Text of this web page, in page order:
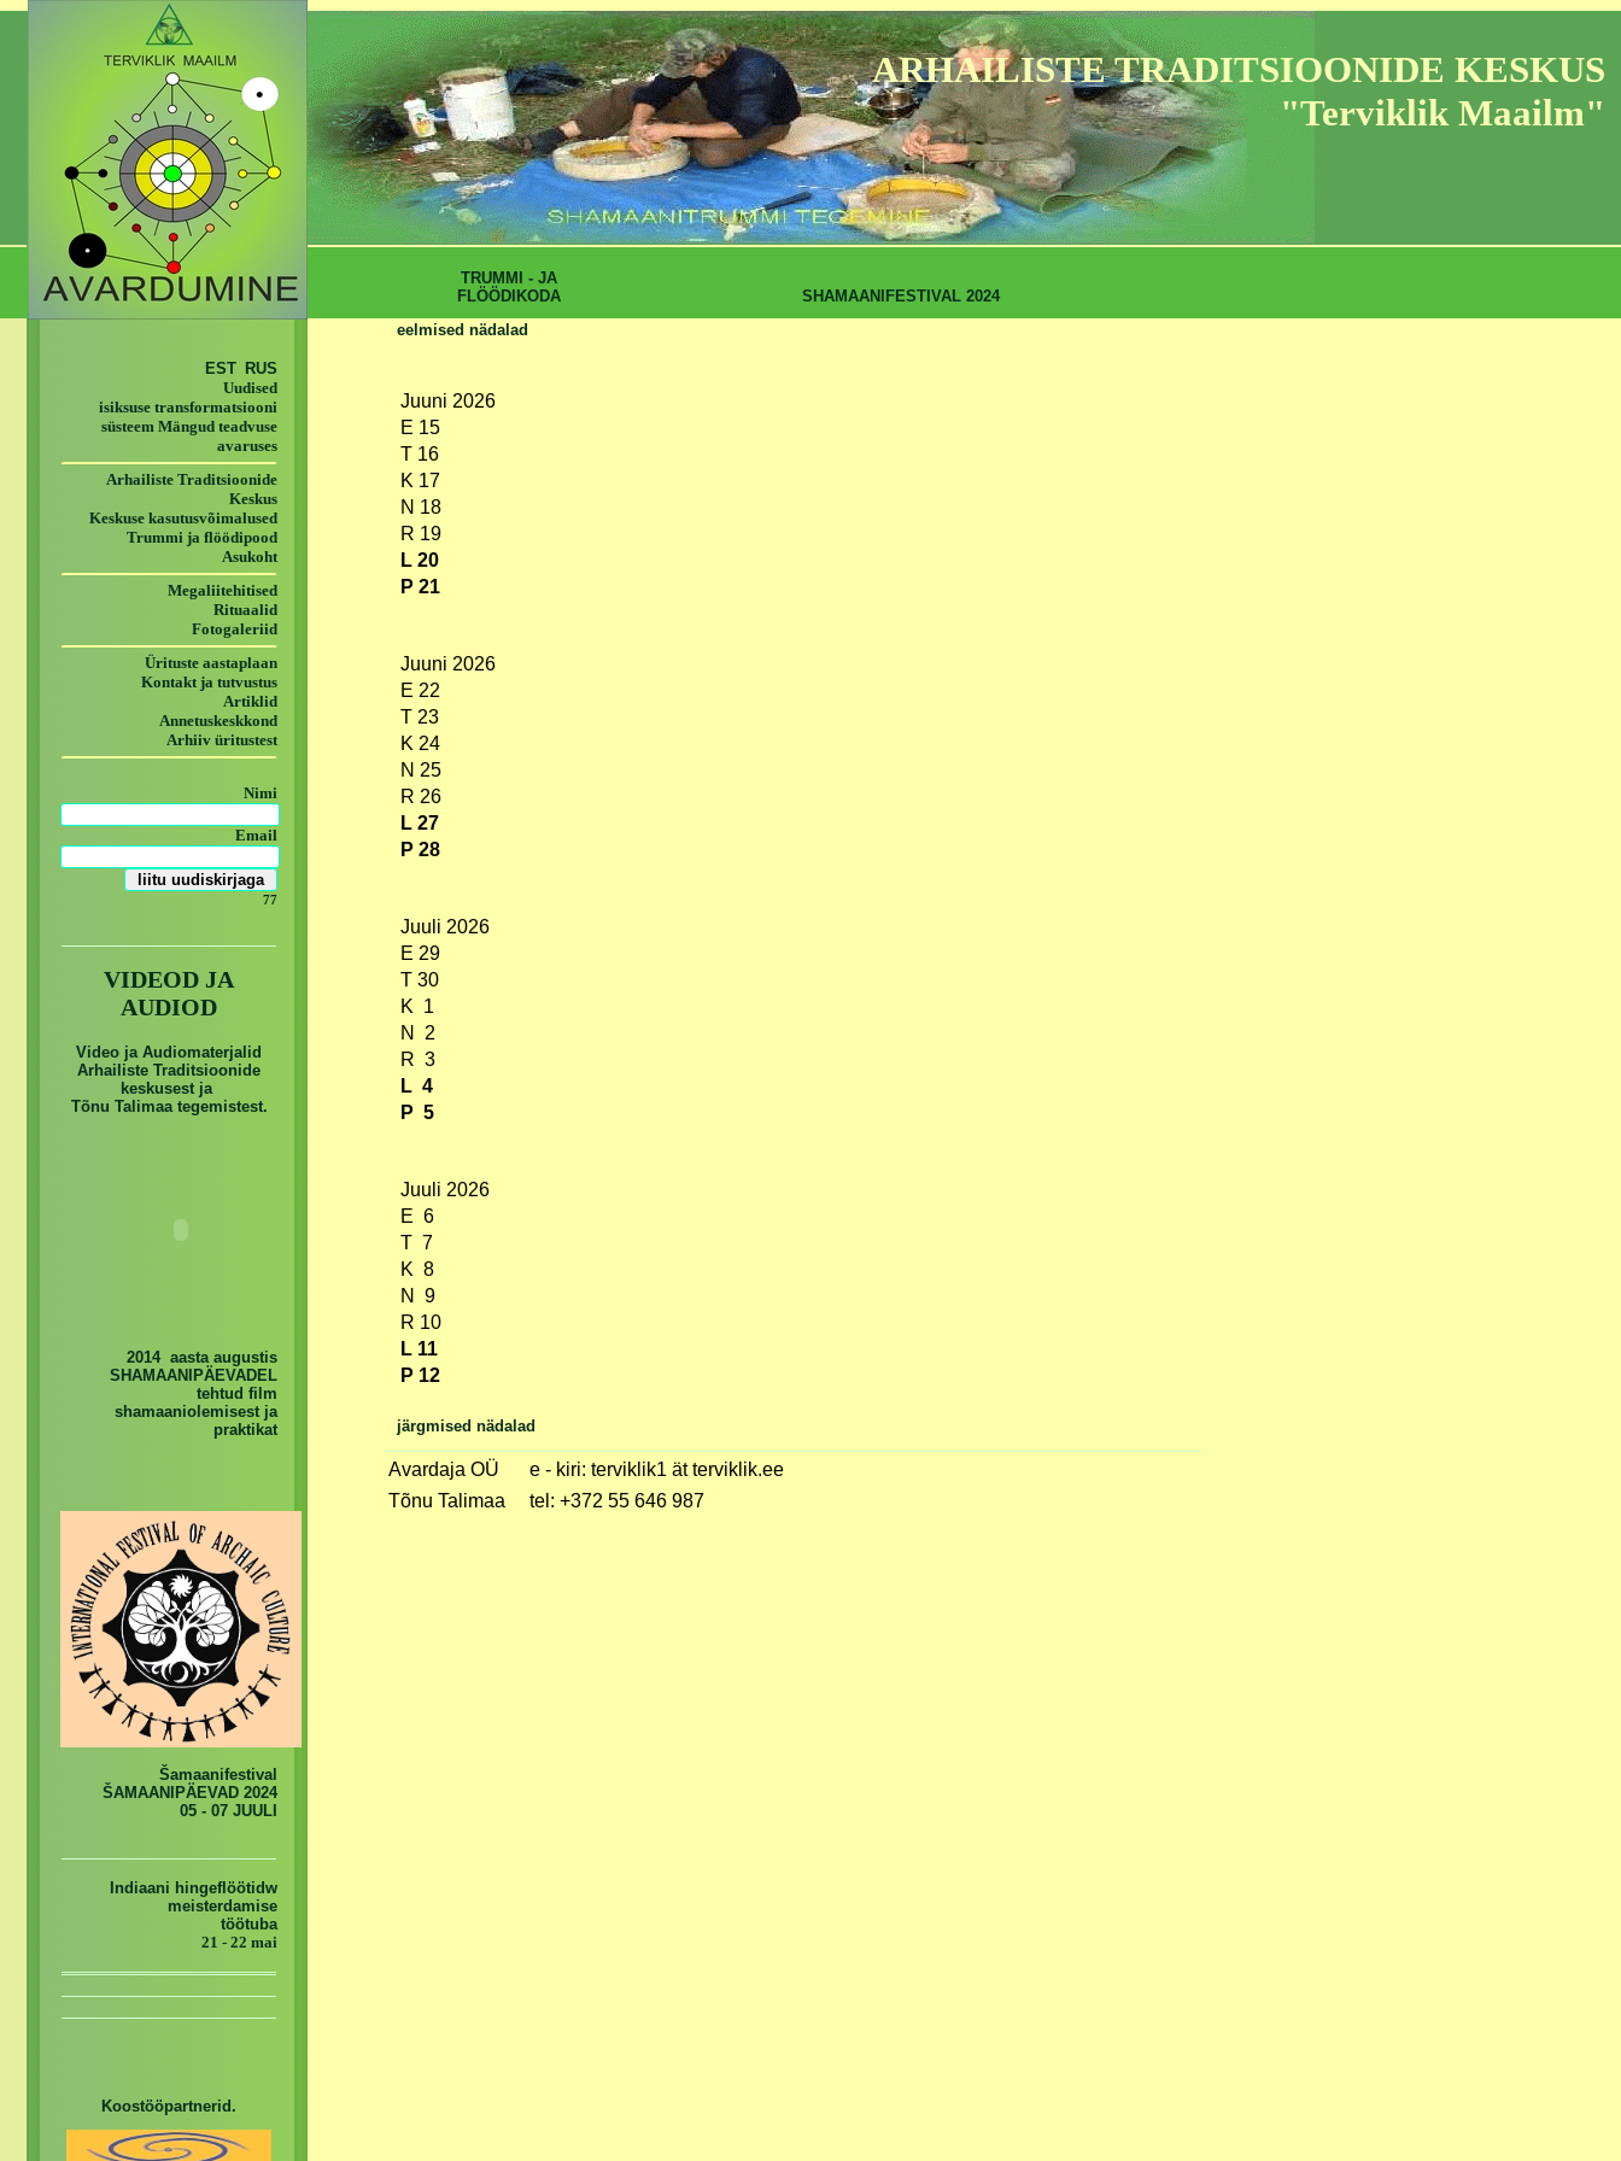
ARHAILISTE TRADITSIOONIDE KESKUS
"Terviklik Maailm"
eelmised nädalad
Juuni 2026
E 15
T 16
K 17
N 18
R 19
L 20
P 21
Juuni 2026
E 22
T 23
K 24
N 25
R 26
L 27
P 28
Juuli 2026
E 29
T 30
K 1
N 2
R 3
L 4
P 5
Juuli 2026
E 6
T 7
K 8
N 9
R 10
L 11
P 12
järgmised nädalad
Avardaja OÜ
e - kiri: terviklik1 ät terviklik.ee
Tõnu Talimaa
tel: +372 55 646 987
EST RUS
Uudised
isiksuse transformatsiooni
süsteem Mängud teadvuse
avaruses
Arhailiste Traditsioonide
Keskus
Keskuse kasutusvõimalused
Trummi ja flöödipood
Asukoht
Megaliitehitised
Rituaalid
Fotogaleriid
Ürituste aastaplaan
Kontakt ja tutvustus
Artiklid
Annetuskeskkond
Arhiiv üritustest
Nimi
Email
77
VIDEOD JA
AUDIOD
Video ja Audiomaterjalid
Arhailiste Traditsioonide
keskusest ja
Tõnu Talimaa tegemistest.
2014 aasta augustis
SHAMAANIPÄEVADEL
tehtud film
shamaaniolemisest ja
praktikat
Šamaanifestival
ŠAMAANIPÄEVAD 2024
05 - 07 JUULI
Indiaani hingeflöötidw
meisterdamise
töötuba
21 - 22 mai
Koostööpartnerid.
TRUMMI - JA
FLÖÖDIKODA
SHAMAANIFESTIVAL 2024